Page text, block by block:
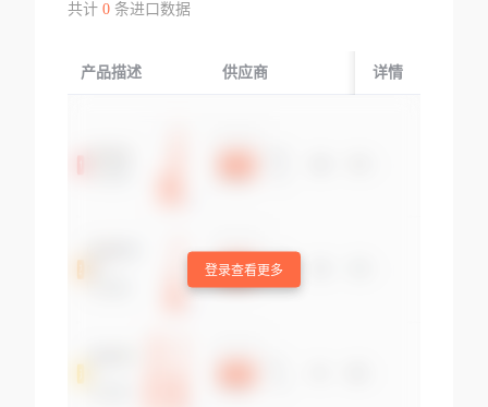
共计 0条进口数据
产品描述 供应商 起运国/地区
详情
登录查看更多